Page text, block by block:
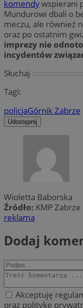
komendywspierani
Mundurowi dbali o
meczu, ale również
oraz po ostatnim
imprezy nie
incydentów
Słuchaj
Tagi:
policjaGórnik Zabrze
Udostępnij
Wioletta Baborska
Źródło: KMP Zabrze
reklama
Dodaj
Akceptuję
oraz politykę